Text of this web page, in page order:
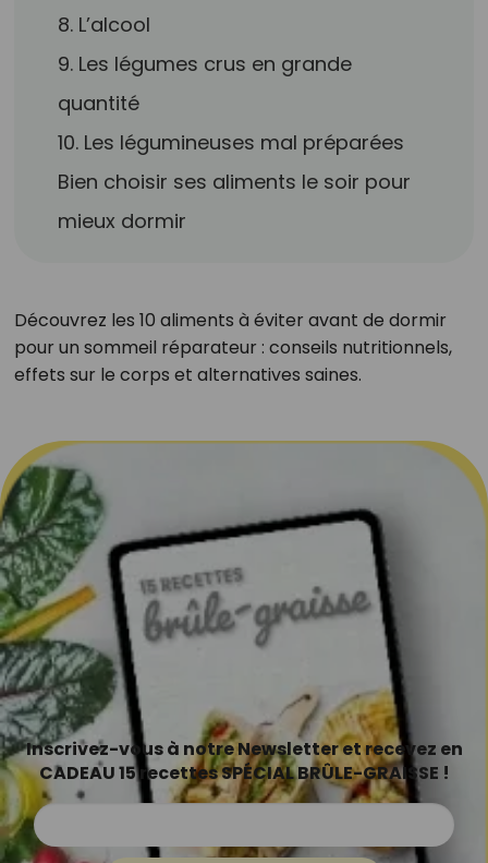
8. L’alcool
9. Les légumes crus en grande
quantité
10. Les légumineuses mal préparées
Bien choisir ses aliments le soir pour
mieux dormir
Découvrez les 10 aliments à éviter avant de dormir
pour un sommeil réparateur : conseils nutritionnels,
effets sur le corps et alternatives saines.
Inscrivez-vous à notre Newsletter et recevez en
CADEAU 15 recettes SPÉCIAL BRÛLE-GRAISSE !